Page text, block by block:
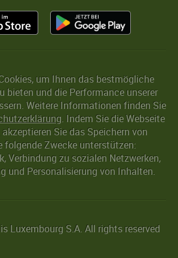
um Ihnen das bestmögliche
bieten und die Performance unserer
Weitere Informationen finden Sie
. Indem Sie die Webseite
Sie das Speichern von
folgende Zwecke unterstützen:
Verbindung zu sozialen Netzwerken,
und Personalisierung von Inhalten.
Luxembourg S.A. All rights reserved